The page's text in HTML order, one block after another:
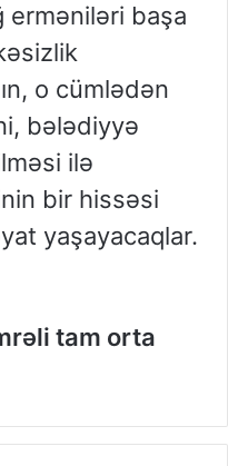
erməniləri başa
o cümlədən
bələdiyyə
ilə
bir hissəsi
yaşayacaqlar.
tam orta